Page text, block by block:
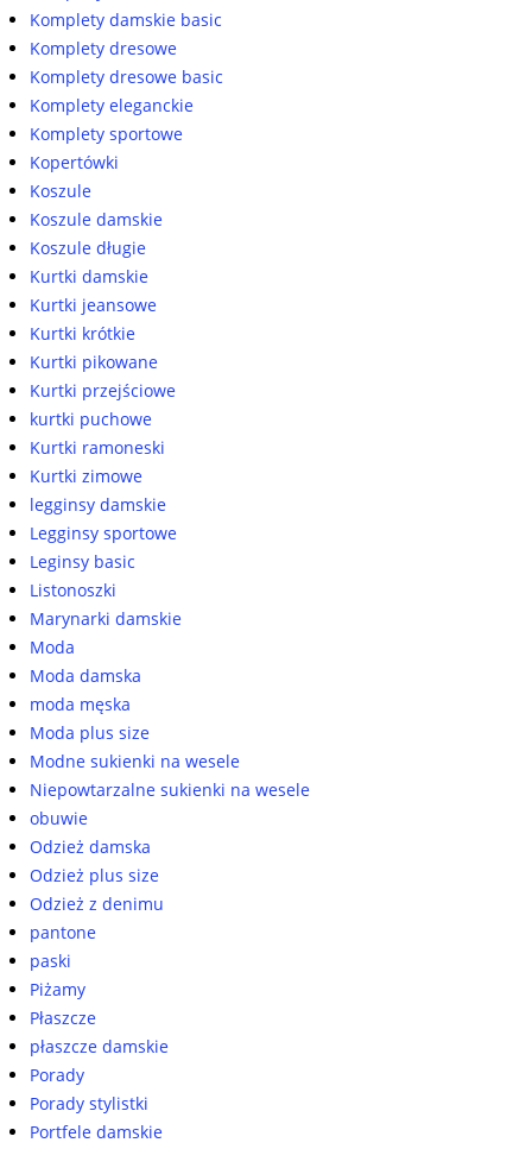
Komplety damskie basic
Komplety dresowe
Komplety dresowe basic
Komplety eleganckie
Komplety sportowe
Kopertówki
Koszule
Koszule damskie
Koszule długie
Kurtki damskie
Kurtki jeansowe
Kurtki krótkie
Kurtki pikowane
Kurtki przejściowe
kurtki puchowe
Kurtki ramoneski
Kurtki zimowe
legginsy damskie
Legginsy sportowe
Leginsy basic
Listonoszki
Marynarki damskie
Moda
Moda damska
moda męska
Moda plus size
Modne sukienki na wesele
Niepowtarzalne sukienki na wesele
obuwie
Odzież damska
Odzież plus size
Odzież z denimu
pantone
paski
Piżamy
Płaszcze
płaszcze damskie
Porady
Porady stylistki
Portfele damskie